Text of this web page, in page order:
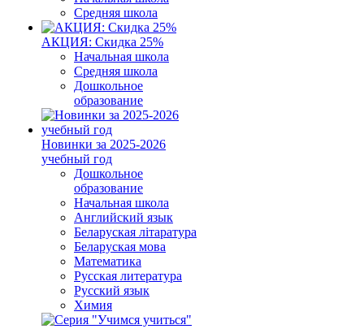
Средняя школа
АКЦИЯ: Скидка 25%
Начальная школа
Средняя школа
Дошкольное
образование
Новинки за 2025-2026
учебный год
Дошкольное
образование
Начальная школа
Английский язык
Беларуская літаратура
Беларуская мова
Математика
Русская литература
Русский язык
Химия